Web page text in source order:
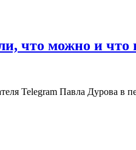
что можно и что
Telegram Павла Дурова в